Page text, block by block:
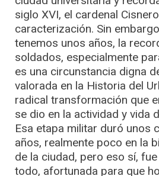
siglo XVI, el cardenal
caracterización. Sin
tenemos unos años, la
soldados, especialmente
es una circunstancia digna
valorada en la Historia del
radical transformación que
se dio en la actividad y vida
Esa etapa militar duró unos
años, realmente poco en la
de la ciudad, pero eso sí,
todo, afortunada para que